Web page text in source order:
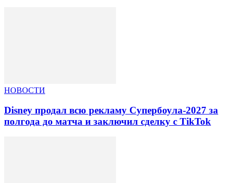
НОВОСТИ
Disney продал всю рекламу Супербоула-2027 за
полгода до матча и заключил сделку с TikTok